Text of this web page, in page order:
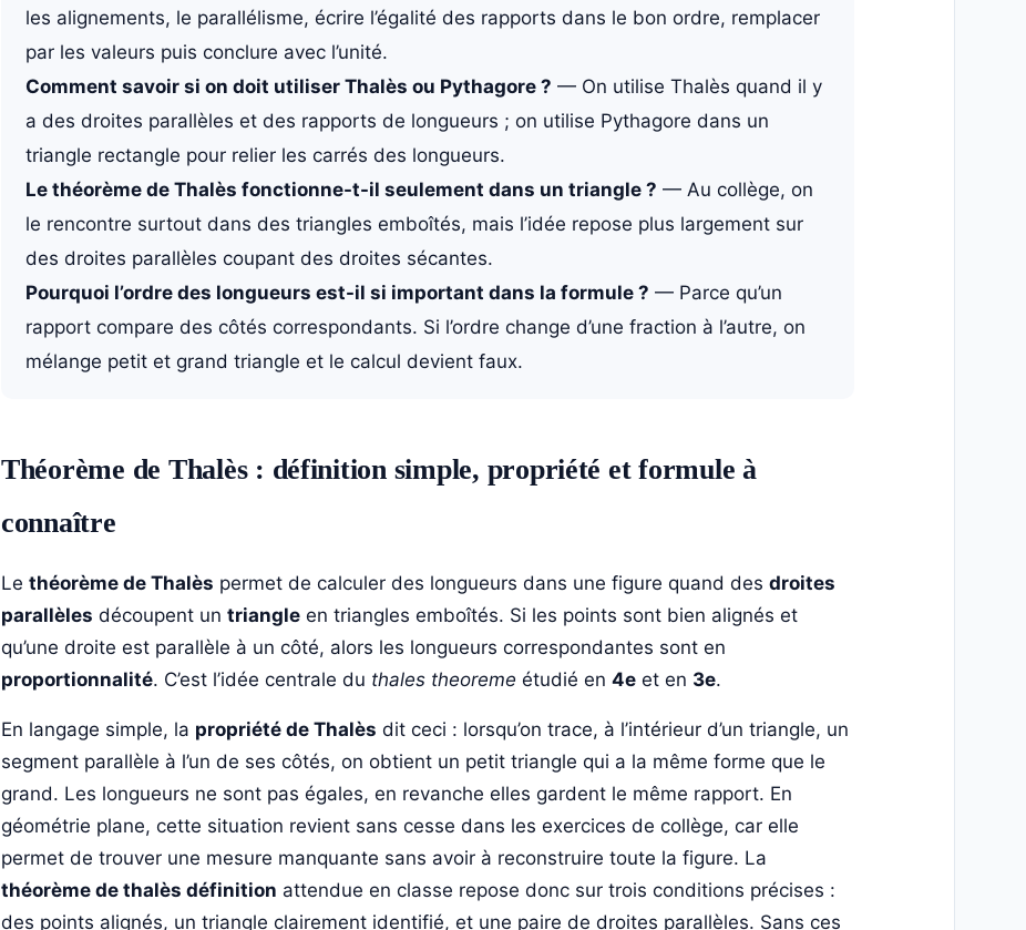
les alignements, le parallélisme, écrire l’égalité des rapports dans le bon ordre, remplacer
par les valeurs puis conclure avec l’unité.
Comment savoir si on doit utiliser Thalès ou Pythagore ? — On utilise Thalès quand il y
a des droites parallèles et des rapports de longueurs ; on utilise Pythagore dans un
triangle rectangle pour relier les carrés des longueurs.
Le théorème de Thalès fonctionne-t-il seulement dans un triangle ? — Au collège, on
le rencontre surtout dans des triangles emboîtés, mais l’idée repose plus largement sur
des droites parallèles coupant des droites sécantes.
Pourquoi l’ordre des longueurs est-il si important dans la formule ? — Parce qu’un
rapport compare des côtés correspondants. Si l’ordre change d’une fraction à l’autre, on
mélange petit et grand triangle et le calcul devient faux.
Théorème de Thalès : définition simple, propriété et formule à
connaître
Le théorème de Thalès permet de calculer des longueurs dans une figure quand des droites
parallèles découpent un triangleen triangles emboîtés. Si les points sont bien alignés et
qu’une droite est parallèle à un côté, alors les longueurs correspondantes sont en
proportionnalité. C’est l’idée centrale du thales theoreme étudié en 4eet en 3e.
En langage simple, la propriété de Thalès dit ceci : lorsqu’on trace, à l’intérieur d’un triangle, un
segment parallèle à l’un de ses côtés, on obtient un petit triangle qui a la même forme que le
grand. Les longueurs ne sont pas égales, en revanche elles gardent le même rapport. En
géométrie plane, cette situation revient sans cesse dans les exercices de collège, car elle
permet de trouver une mesure manquante sans avoir à reconstruire toute la figure. La
théorème de thalès définition attendue en classe repose donc sur trois conditions précises :
des points alignés, un triangle clairement identifié, et une paire de droites parallèles. Sans ces